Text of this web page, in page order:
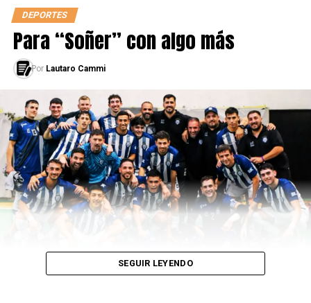
DEPORTES
Para “Soñer” con algo más
Por Lautaro Cammi
SEGUIR LEYENDO